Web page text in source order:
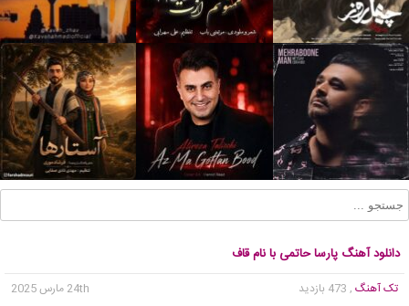
دانلود آهنگ پارسا حاتمی با نام قاف
تک آهنگ , 473 بازدید
24th مارس 2025